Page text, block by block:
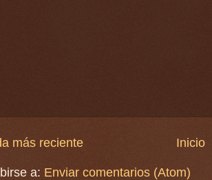
más reciente Inicio
a: Enviar comentarios (Atom)